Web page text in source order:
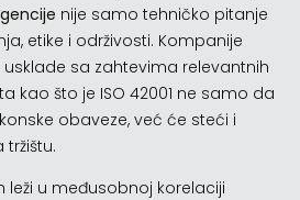
nije samo tehničko pitanje
etike i održivosti. Kompanije
sa zahtevima relevantnih
kao što je ISO 42001 ne samo da
obaveze, već će steći i
leži u međusobnoj korelaciji